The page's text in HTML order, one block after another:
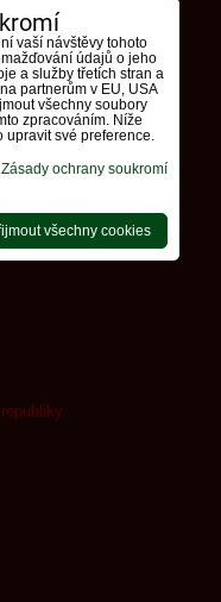
vaší návštěvy tohoto
údajů o jeho
a služby třetích stran a
partnerům v EU, USA
všechny soubory
zpracováním. Níže
své preference.
Zásady ochrany soukromí
všechny cookies